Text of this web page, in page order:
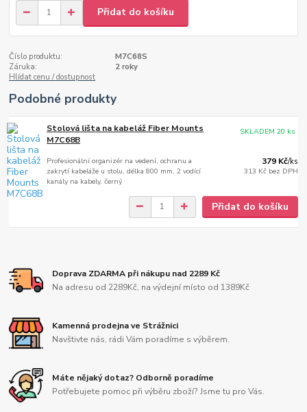
Přidat do košíku
Číslo produktu:
M7C68S
Záruka:
2 roky
Hlídat cenu / dostupnost
Podobné produkty
Stolová lišta na kabeláž Fiber Mounts
M7C68B
Profesionální organizér na vedení, ochranu a
zakrytí kabeláže u stolu, délka 800 mm, 2 vodící
kanály na kabely, černý
379 Kč/ks
313 Kč bez DPH
SKLADEM 20 ks
Přidat do košíku
Doprava ZDARMA při nákupu nad 2289 Kč
Na adresu od 2289Kč, na výdejní místo od 1389Kč
Kamenná prodejna ve Strážnici
Navštivte nás, rádi Vám poradíme s výběrem.
Máte nějaký dotaz? Odborně poradíme
Potřebujete pomoc při výběru zboží? Jsme tu pro Vás.